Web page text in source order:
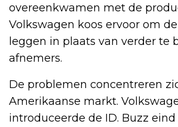
overeenkwamen met de
Volkswagen koos ervoor om
leggen in plaats van verder te
afnemers.
De problemen concentreren
Amerikaanse markt.
introduceerde de ID. Buzz eind